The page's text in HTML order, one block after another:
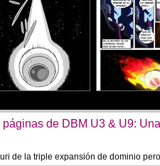
de DBM U3 & U9:
de la triple expansión de dominio